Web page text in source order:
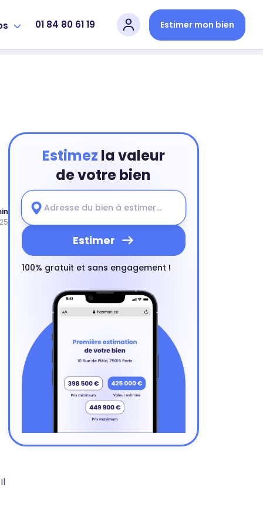
01 84 80 61 19 Estimer mon bien
Estimez la valeur
de votre bien
Estimer
100% gratuit et sans engagement !